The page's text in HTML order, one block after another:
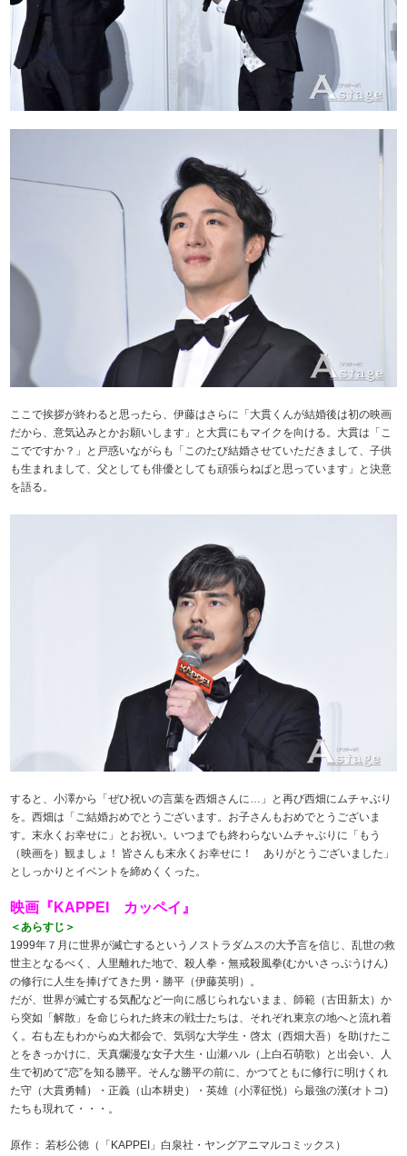
ここで挨拶が終わると思ったら、伊藤はさらに「大貫くんが結婚後は初の映画
だから、意気込みとかお願いします」と大貫にもマイクを向ける。大貫は「こ
こでですか？」と戸惑いながらも「このたび結婚させていただきまして、子供
も生まれまして、父としても俳優としても頑張らねばと思っています」と決意
を語る。
すると、小澤から「ぜひ祝いの言葉を西畑さんに…」と再び西畑にムチャぶり
を。西畑は「ご結婚おめでとうございます。お子さんもおめでとうございま
す。末永くお幸せに」とお祝い。いつまでも終わらないムチャぶりに「もう
（映画を）観ましょ！ 皆さんも末永くお幸せに！ ありがとうございました」
としっかりとイベントを締めくくった。
映画『KAPPEI カッペイ』
＜あらすじ＞
1999年７月に世界が滅亡するというノストラダムスの大予言を信じ、乱世の救
世主となるべく、人里離れた地で、殺人拳・無戒殺風拳(むかいさっぷうけん)
の修行に人生を捧げてきた男・勝平（伊藤英明）。
だが、世界が滅亡する気配など一向に感じられないまま、師範（古田新太）か
ら突如「解散」を命じられた終末の戦士たちは、それぞれ東京の地へと流れ着
く。右も左もわからぬ大都会で、気弱な大学生・啓太（西畑大吾）を助けたこ
とをきっかけに、天真爛漫な女子大生・山瀬ハル（上白石萌歌）と出会い、人
生で初めて“恋”を知る勝平。そんな勝平の前に、かつてともに修行に明けくれ
た守（大貫勇輔）・正義（山本耕史）・英雄（小澤征悦）ら最強の漢(オトコ)
たちも現れて・・・。
原作： 若杉公徳（「KAPPEI」白泉社・ヤングアニマルコミックス）